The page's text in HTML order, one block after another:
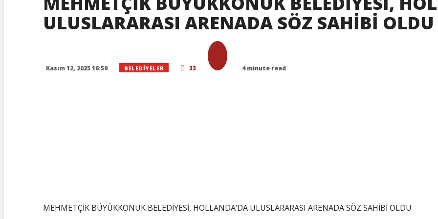
ULUSLARARASI ARENADA SÖZ SAHİBİ OLDU
Kasım 12, 2025 16:59 BELEDIYELER 33 4 minute read
MEHMETÇİK BÜYÜKKONUK BELEDİYESİ, HOLLANDA’DA ULUSLARARASI ARENADA SÖZ SAHİBİ OLDU